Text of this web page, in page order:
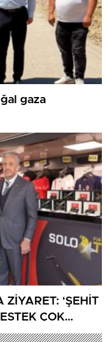
gaza
ZİYARET: ‘ŞEHİT
ÇOK